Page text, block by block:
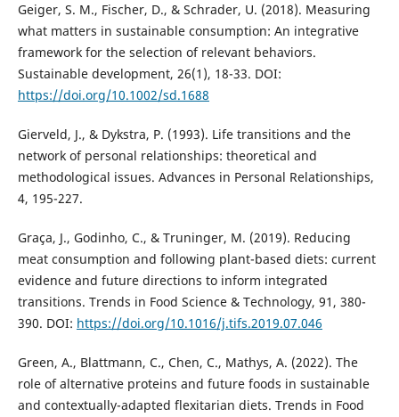
Geiger, S. M., Fischer, D., & Schrader, U. (2018). Measuring
what matters in sustainable consumption: An integrative
framework for the selection of relevant behaviors.
Sustainable development, 26(1), 18-33. DOI:
https://doi.org/10.1002/sd.1688
Gierveld, J., & Dykstra, P. (1993). Life transitions and the
network of personal relationships: theoretical and
methodological issues. Advances in Personal Relationships,
4, 195-227.
Graça, J., Godinho, C., & Truninger, M. (2019). Reducing
meat consumption and following plant-based diets: current
evidence and future directions to inform integrated
transitions. Trends in Food Science & Technology, 91, 380-
390. DOI: https://doi.org/10.1016/j.tifs.2019.07.046
Green, A., Blattmann, C., Chen, C., Mathys, A. (2022). The
role of alternative proteins and future foods in sustainable
and contextually-adapted flexitarian diets. Trends in Food